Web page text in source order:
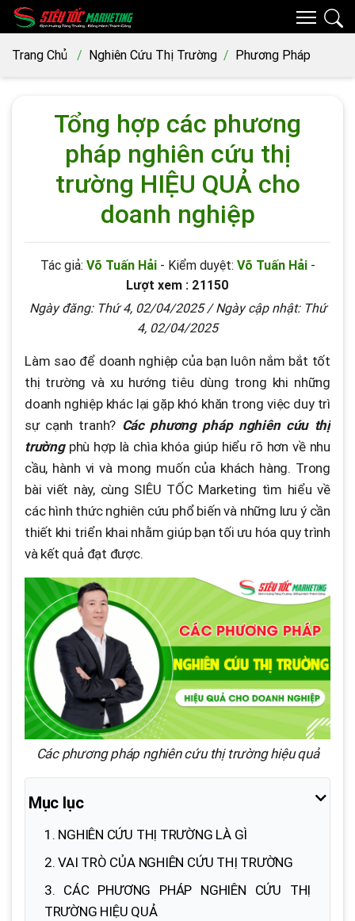
Trang Chủ Nghiên Cứu Thị Trường Phương Pháp
Tổng hợp các phương
pháp nghiên cứu thị
trường HIỆU QUẢ cho
doanh nghiệp
Tác giả: Võ Tuấn Hải- Kiểm duyệt: Võ Tuấn Hải-
Lượt xem : 21150
Ngày đăng: Thứ 4, 02/04/2025/ Ngày cập nhật: Thứ
4, 02/04/2025
Làm sao để doanh nghiệp của bạn luôn nắm bắt tốt
thị trường và xu hướng tiêu dùng trong khi những
doanh nghiệp khác lại gặp khó khăn trong việc duy trì
sự cạnh tranh? Các phương pháp nghiên cứu thị
trườngphù hợp là chìa khóa giúp hiểu rõ hơn về nhu
cầu, hành vi và mong muốn của khách hàng. Trong
bài viết này, cùng SIÊU TỐC Marketing tìm hiểu về
các hình thức nghiên cứu phổ biến và những lưu ý cần
thiết khi triển khai nhằm giúp bạn tối ưu hóa quy trình
và kết quả đạt được.
Các phương pháp nghiên cứu thị trường hiệu quả
Mục lục
1. NGHIÊN CỨU THỊ TRƯỜNG LÀ GÌ
2. VAI TRÒ CỦA NGHIÊN CỨU THỊ TRƯỜNG
3. CÁC PHƯƠNG PHÁP NGHIÊN CỨU THỊ
TRƯỜNG HIỆU QUẢ